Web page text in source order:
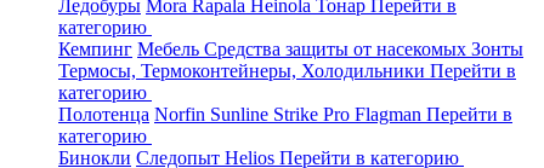
Ледобуры Mora Rapala Heinola Тонар Перейти в
категорию
Кемпинг Мебель Средства защиты от насекомых Зонты
Термосы, Термоконтейнеры, Холодильники Перейти в
категорию
Полотенца Norfin Sunline Strike Pro Flagman Перейти в
категорию
Бинокли Следопыт Helios Перейти в категорию